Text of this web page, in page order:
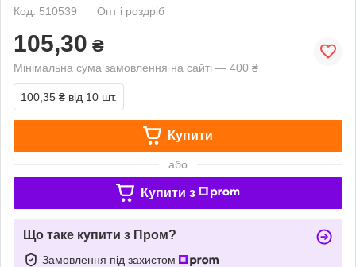
Код: 510539
Опт і роздріб
105,30 ₴
Мінімальна сума замовлення на сайті — 400 ₴
100,35 ₴ від 10 шт.
Купити
або
Купити з
Що таке купити з Пром?
Замовлення під захистом